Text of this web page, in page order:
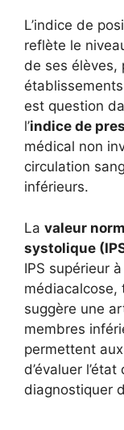
L’indice de
reflète le
de ses élèves,
est question
l’indice de
médical non
circulation
inférieurs.
La valeur
systolique
IPS supérieur
médiacalcose,
suggère une
membres
permettent
d’évaluer
diagnostiquer